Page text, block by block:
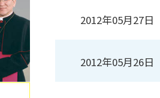
2012年05月27日
2012年05月26日